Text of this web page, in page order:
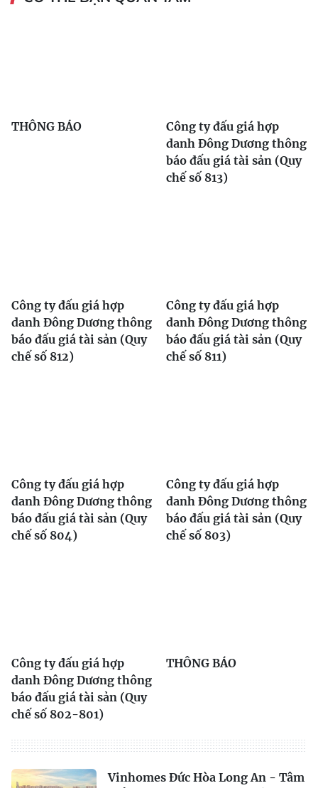
THÔNG BÁO
Công ty đấu giá hợp
danh Đông Dương thông
báo đấu giá tài sản (Quy
chế số 813)
Công ty đấu giá hợp
danh Đông Dương thông
báo đấu giá tài sản (Quy
chế số 812)
Công ty đấu giá hợp
danh Đông Dương thông
báo đấu giá tài sản (Quy
chế số 811)
Công ty đấu giá hợp
danh Đông Dương thông
báo đấu giá tài sản (Quy
chế số 804)
Công ty đấu giá hợp
danh Đông Dương thông
báo đấu giá tài sản (Quy
chế số 803)
Công ty đấu giá hợp
danh Đông Dương thông
báo đấu giá tài sản (Quy
chế số 802-801)
THÔNG BÁO
Vinhomes Đức Hòa Long An - Tâm